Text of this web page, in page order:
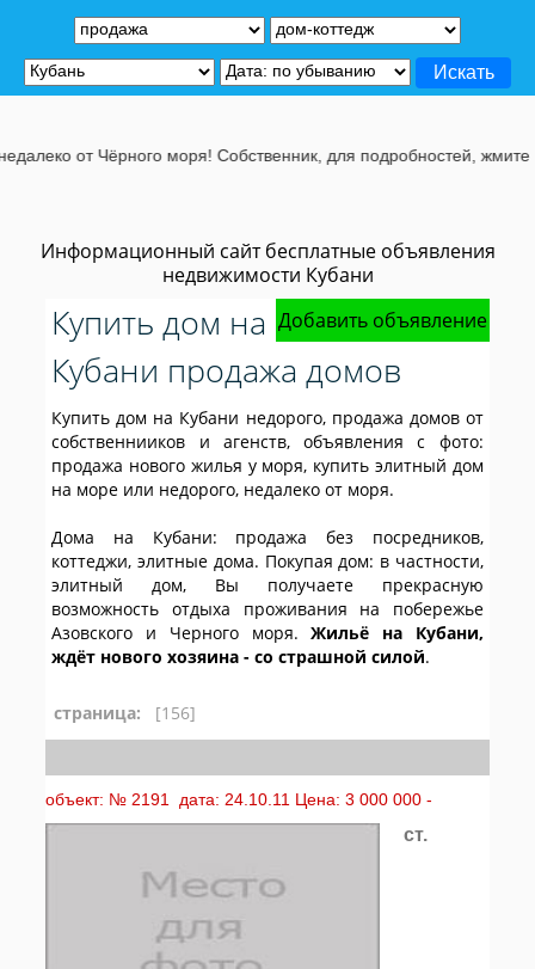
Информационный сайт бесплатные объявления
недвижимости Кубани
Добавить объявление
Купить дом на
Кубани продажа домов
Купить дом на Кубани недорого, продажа домов от
собственнииков и агенств, объявления с фото:
продажа нового жилья у моря, купить элитный дом
на море или недорого, недалеко от моря.
Дома на Кубани: продажа без посредников,
коттеджи, элитные дома. Покупая дом: в частности,
элитный дом, Вы получаете прекрасную
возможность отдыха проживания на побережье
Азовского и Черного моря.Жильё на Кубани,
ждёт нового хозяина - со страшной силой.
страница: [156]
объект: № 2191 дата: 24.10.11 Цена: 3 000 000 -
ст.
моря! Собственник, для подробностей, жмите на эту